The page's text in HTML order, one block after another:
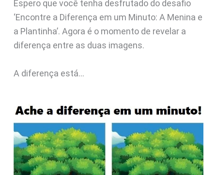
Espero que você tenha desfrutado do desafio
‘Encontre a Diferença em um Minuto: A Menina e
a Plantinha’. Agora é o momento de revelar a
diferença entre as duas imagens.
A diferença está…